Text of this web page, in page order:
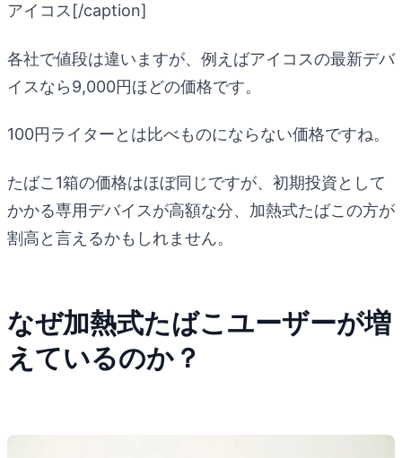
アイコス[/caption]
各社で値段は違いますが、例えばアイコスの最新デバ
イスなら9,000円ほどの価格です。
100円ライターとは比べものにならない価格ですね。
たばこ1箱の価格はほぼ同じですが、初期投資として
かかる専用デバイスが高額な分、加熱式たばこの方が
割高と言えるかもしれません。
なぜ加熱式たばこユーザーが増
えているのか？